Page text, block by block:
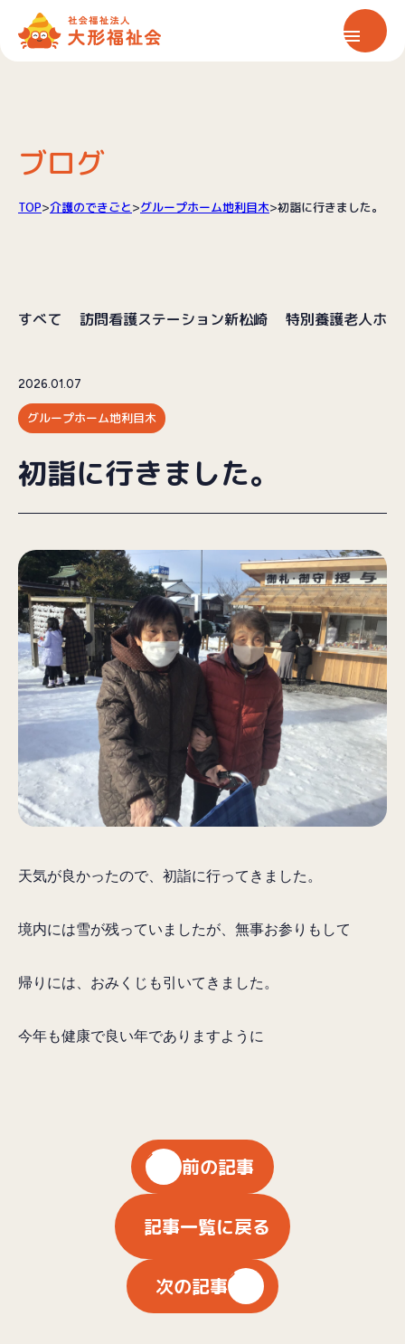
大形福祉会について
保育サービス
情報公開
お知らせ
お問い合わせ
プライバシーポリシー
025-257-9633（受付時間／9:00〜18:00）
ブログ
TOP>介護のできごと>グループホーム地利目木>初詣に行きました。
すべて 訪問看護ステーション新松崎 特別養護老人ホ
2026.01.07
グループホーム地利目木
初詣に行きました。
天気が良かったので、初詣に行ってきました。
境内には雪が残っていましたが、無事お参りもして
帰りには、おみくじも引いてきました。
今年も健康で良い年でありますように
前の記事
記事一覧に戻る
次の記事